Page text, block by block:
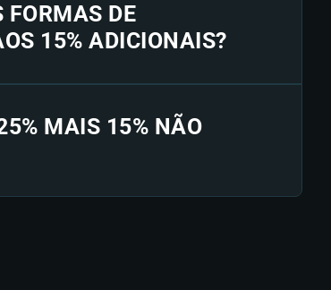
FORMAS DE
15% ADICIONAIS?
MAIS 15% NÃO